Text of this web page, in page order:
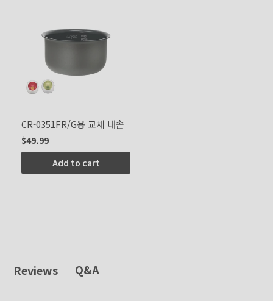
CR-0351FR/G용 교체 내솥
$49.99
Add to cart
Reviews Q&A